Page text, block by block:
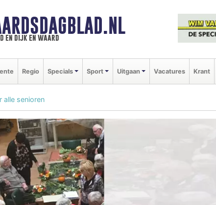
en dijk en waard
Regio Specials Sport Uitgaan Vacatures Krant
alle senioren